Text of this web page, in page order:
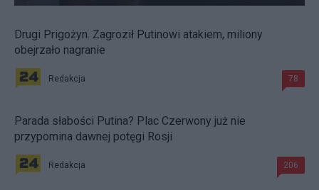
Drugi Prigożyn. Zagroził Putinowi atakiem, miliony
obejrzało nagranie
Redakcja 78
Parada słabości Putina? Plac Czerwony już nie
przypomina dawnej potęgi Rosji
Redakcja 206